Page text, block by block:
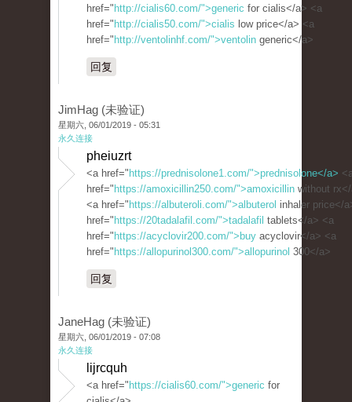
href=" http://cialis60.com/">generic for cialis</a> <a
href=" http://cialis50.com/">cialis low price</a> <a
href=" http://ventolinhf.com/">ventolin generic</a>
回复
JimHag (未验证)
星期六, 06/01/2019 - 05:31
永久连接
pheiuzrt
<a href=" https://prednisolone1.com/">prednisolone</a>
href=" https://amoxicillin250.com/">amoxicillin without
<a href=" https://albuteroli.com/">albuterol inhaler price</
href=" https://20tadalafil.com/">tadalafil tablets</a> <a
href=" https://acyclovir200.com/">buy acyclovir</a> <a
href=" https://allopurinol300.com/">allopurinol 300</a>
回复
JaneHag (未验证)
星期六, 06/01/2019 - 07:08
永久连接
lijrcquh
<a href=" https://cialis60.com/">generic for